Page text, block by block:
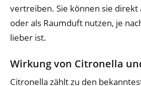
vertreiben. Sie können sie direkt
oder als Raumduft nutzen, je
lieber ist.
Wirkung von Citronella
Citronella zählt zu den